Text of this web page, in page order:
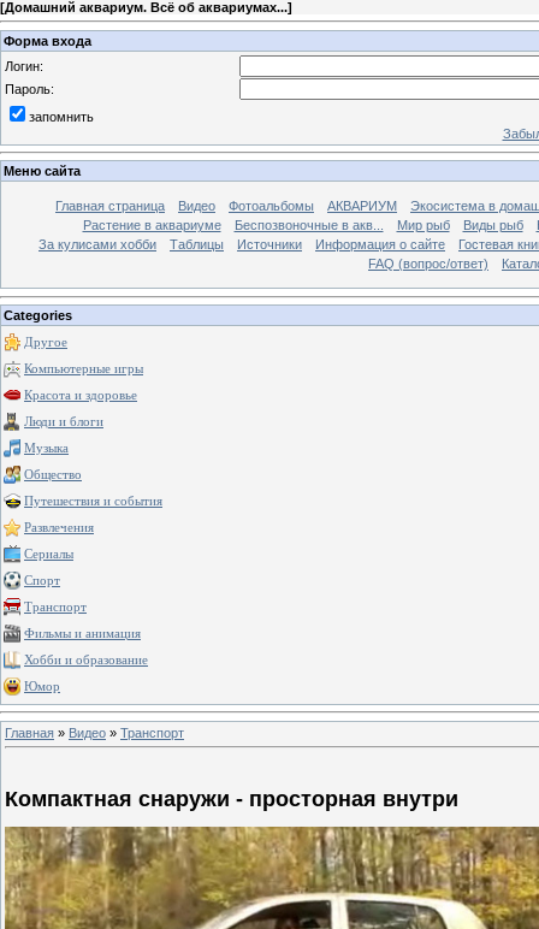
[Домашний аквариум. Всё об аквариумах...]
Форма входа
Логин:
Пароль:
запомнить
Меню сайта
Главная страница Видео Фотоальбомы АКВАРИУМ
Экосистема в
Растение в аквариуме
Беспозвоночные в акв... Мир рыб Виды рыб
За кулисами хобби
Таблицы Источники Информация о сайте
Гостевая
FAQ (вопрос/ответ)
Categories
Другое
Компьютерные игры
Красота и здоровье
Люди и блоги
Музыка
Общество
Путешествия и события
Развлечения
Сериалы
Спорт
Транспорт
Фильмы и анимация
Хобби и образование
Юмор
Главная » Видео » Транспорт
Компактная снаружи - просторная внутри